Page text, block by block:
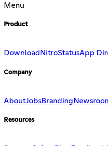
Menu
Product
Download NitroStatusApp
Company
AboutJobsBranding
Resources